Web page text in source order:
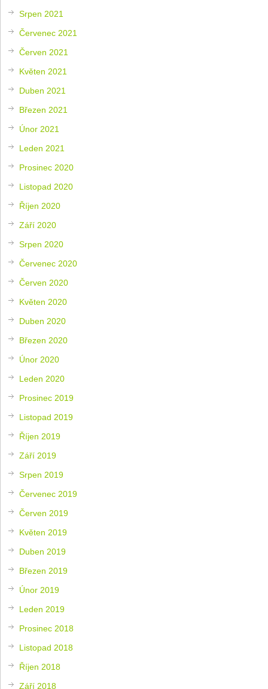
Srpen 2021
Červenec 2021
Červen 2021
Květen 2021
Duben 2021
Březen 2021
Únor 2021
Leden 2021
Prosinec 2020
Listopad 2020
Říjen 2020
Září 2020
Srpen 2020
Červenec 2020
Červen 2020
Květen 2020
Duben 2020
Březen 2020
Únor 2020
Leden 2020
Prosinec 2019
Listopad 2019
Říjen 2019
Září 2019
Srpen 2019
Červenec 2019
Červen 2019
Květen 2019
Duben 2019
Březen 2019
Únor 2019
Leden 2019
Prosinec 2018
Listopad 2018
Říjen 2018
Září 2018